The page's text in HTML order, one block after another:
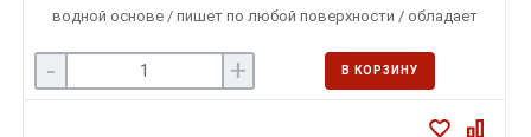
водной основе / пишет по любой поверхности / обладает
- + В КОРЗИНУ